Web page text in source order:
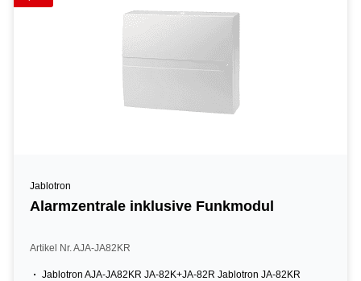
Jablotron
Alarmzentrale inklusive Funkmodul
Artikel Nr. AJA-JA82KR
Jablotron AJA-JA82KR JA-82K+JA-82R Jablotron JA-82KR